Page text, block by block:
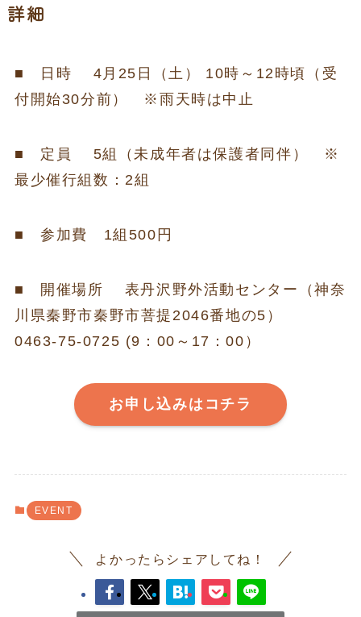
詳細
■ 日時 4月25日（土） 10時～12時頃（受
付開始30分前） ※雨天時は中止
■ 定員 5組（未成年者は保護者同伴） ※
最少催行組数：2組
■ 参加費 1組500円
■ 開催場所 表丹沢野外活動センター（神奈
川県秦野市秦野市菩提2046番地の5）
0463-75-0725 (9：00～17：00）
お申し込みはコチラ
EVENT
よかったらシェアしてね！